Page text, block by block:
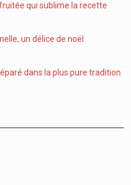
fruitée qui sublime la recette
un délice de noël
dans la plus pure tradition